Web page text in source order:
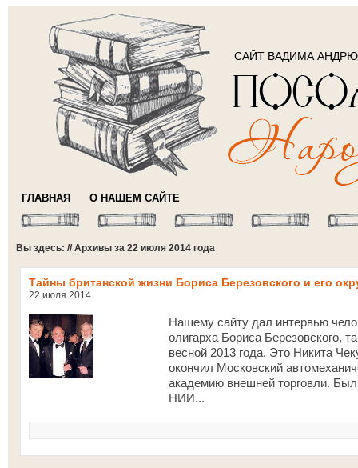
САЙТ ВАДИМА
ГЛАВНАЯ О НАШЕМ САЙТЕ
Вы здесь: // Архивы за 22 июля 2014 года
Тайны британской жизни Бориса Березовского и его
22 июля 2014
Нашему сайту дал интервью
олигарха Бориса Березовского,
весной 2013 года. Это Никита
окончил Московский
академию внешней торговли.
НИИ...